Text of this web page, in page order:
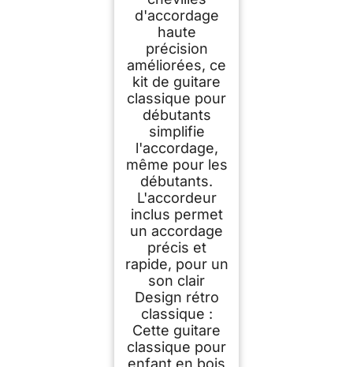
d'accordage
haute
précision
améliorées, ce
kit de guitare
classique pour
débutants
simplifie
l'accordage,
même pour les
débutants.
L'accordeur
inclus permet
un accordage
précis et
rapide, pour un
son clair
Design rétro
classique :
Cette guitare
classique pour
enfant en bois